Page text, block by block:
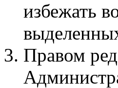
избежать
Правом